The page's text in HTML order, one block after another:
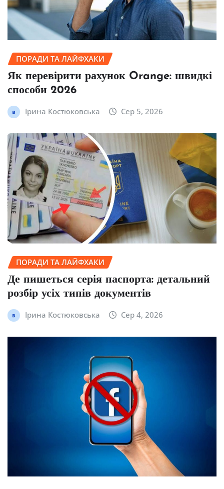
ПОРАДИ ТА ЛАЙФХАКИ
Як перевірити рахунок Orange: швидкі
способи 2026
Ірина Костюковська Сер 5, 2026
ПОРАДИ ТА ЛАЙФХАКИ
Де пишеться серія паспорта: детальний
розбір усіх типів документів
Ірина Костюковська Сер 4, 2026